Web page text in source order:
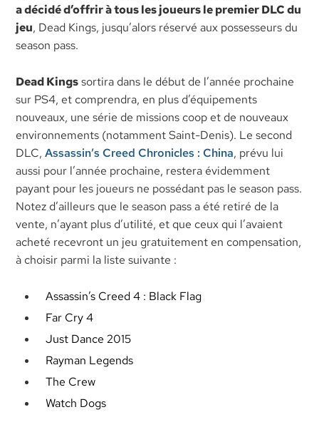
a décidé d’offrir à tous les joueurs le premier DLC du
jeu, Dead Kings, jusqu’alors réservé aux possesseurs du
season pass.
Dead Kingssortira dans le début de l’année prochaine
sur PS4, et comprendra, en plus d’équipements
nouveaux, une série de missions coop et de nouveaux
environnements (notamment Saint-Denis). Le second
DLC,Assassin’s Creed Chronicles : China, prévu lui
aussi pour l’année prochaine, restera évidemment
payant pour les joueurs ne possédant pas le season pass.
Notez d’ailleurs que le season pass a été retiré de la
vente, n’ayant plus d’utilité, et que ceux qui l’avaient
acheté recevront un jeu gratuitement en compensation,
à choisir parmi la liste suivante :
Assassin’s Creed 4 : Black Flag
Far Cry 4
Just Dance 2015
Rayman Legends
The Crew
Watch Dogs